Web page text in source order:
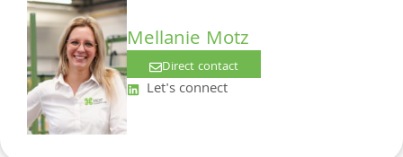
Mellanie Motz
Direct contact
Let's connect